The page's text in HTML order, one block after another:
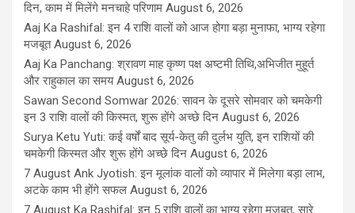
दिन, काम में मिलेंगे मनचाहे परिणाम August 6, 2026
Aaj Ka Rashifal: इन 4 राशि वालों को आज होगा बड़ा मुनाफा, भाग्य रहेगा
मजबूत August 6, 2026
Aaj Ka Panchang: श्रावण माह कृष्ण पक्ष अष्टमी तिथि,अभिजीत मुहूर्त
और राहुकाल का समय August 6, 2026
Sawan Second Somwar 2026: सावन के दूसरे सोमवार को चमकेगी
इन 3 राशि वालों की किस्मत, शुरू होंगे अच्छे दिन August 6, 2026
Surya Ketu Yuti: कई वर्षों बाद सूर्य-केतु की दुर्लभ युति, इन राशियों की
चमकेगी किस्मत और शुरू होंगे अच्छे दिन August 6, 2026
7 August Ank Jyotish: इन मूलांक वालों को व्यापार में मिलेगा बड़ा लाभ,
अटके काम भी होंगे सफल August 6, 2026
7 August Ka Rashifal: इन 5 राशि वालों का भाग्य रहेगा मजबूत, सारे